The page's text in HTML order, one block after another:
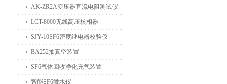
AK-ZR2A变压器直流电阻测试仪
LCT-8000无线高压核相器
SJY-10SF6密度继电器校验仪
BA252抽真空装置
SF6气体回收净化充气装置
智能SF6微水仪